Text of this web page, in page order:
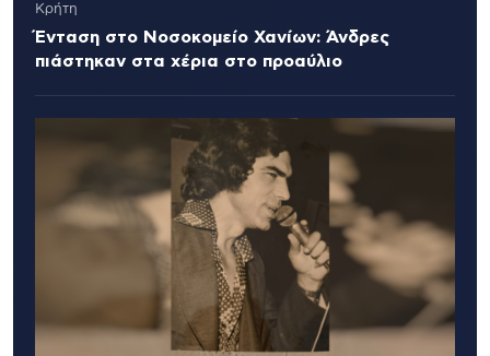
Κρήτη
Ένταση στο Νοσοκομείο Χανίων: Άνδρες
πιάστηκαν στα χέρια στο προαύλιο